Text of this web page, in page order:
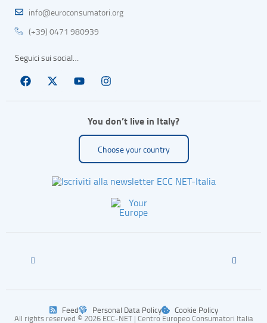
info@euroconsumatori.org
(+39) 0471 980939
Seguici sui social…
You don’t live in Italy?
Choose your country
All rights reserved © 2026 ECC-NET | Centro Europeo Consumatori Italia
Feed Personal Data Policy Cookie Policy